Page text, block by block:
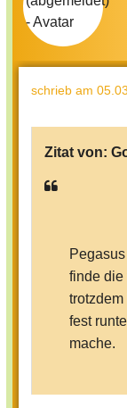
schrieb am
Zitat von:
finde die
trotzdem
fest
mache.